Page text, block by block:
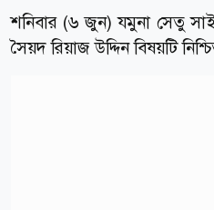
শনিবার (৬ জুন) যমুনা সেতু
সৈয়দ রিয়াজ উদ্দিন বিষয়টি